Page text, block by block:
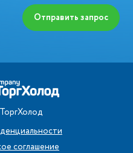
Отправить запрос
соглашение